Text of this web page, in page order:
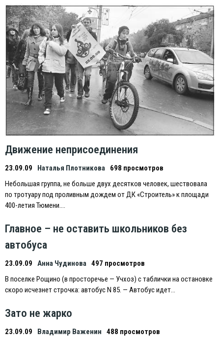
Движение неприсоединения
23.09.09 Наталья Плотникова
698 просмотров
Небольшая группа, не больше двух десятков человек, шествовала
по тротуару под проливным дождем от ДК «Строитель» к площади
400-летия Тюмени….
Главное – не оставить школьников без
автобуса
23.09.09 Анна Чудинова 497 просмотров
В поселке Рощино (в просторечье — Учхоз) с таблички на остановке
скоро исчезнет строчка: автобус N 85. — Автобус идет…
Зато не жарко
23.09.09 Владимир Важенин 488 просмотров